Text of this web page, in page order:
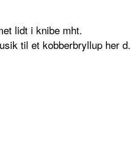
lidt i knibe mht.
til et kobberbryllup her d.